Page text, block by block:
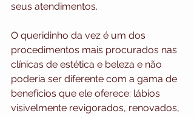
seus atendimentos.
O queridinho da vez é um dos
procedimentos mais procurados nas
clínicas de estética e beleza e não
poderia ser diferente com a gama de
benefícios que ele oferece: lábios
visivelmente revigorados, renovados,